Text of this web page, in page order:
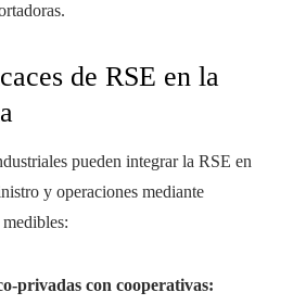
de RSE en la
pueden integrar la RSE en
y operaciones mediante
privadas con cooperativas: